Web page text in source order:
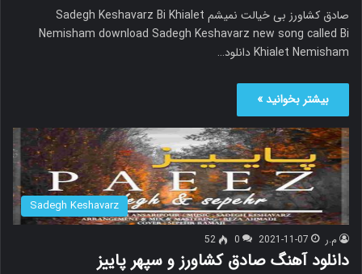
صادق کشاورز بی خیالت نمیشم Sadegh Keshavarz Bi Khialet
Nemisham download Sadegh Keshavarz new song called Bi
Khialet Nemisham دانلود…
بیشتر بخوانید »
Sadegh Keshavarz
م.ر 2021-11-07
0
52
دانلود آهنگ صادق کشاورز و سپهر پاییز